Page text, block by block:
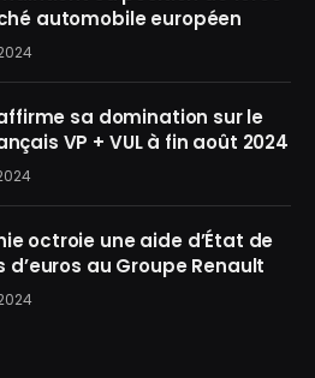
automobile européen
sa domination sur le
VP + VUL à fin août 2024
octroie une aide d’État de
d’euros au Groupe Renault